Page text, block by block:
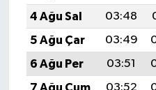
4 Ağu Sal
03:48
5 Ağu Çar
03:49
6 Ağu Per
03:51